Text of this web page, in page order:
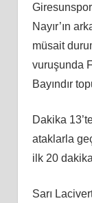
Nayır’ın
müsait
vuruşunda
Bayındır
Dakika
ataklarla
ilk 20
Sarı